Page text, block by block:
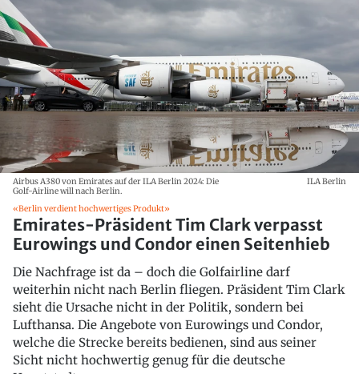
Airbus A380 von Emirates auf der ILA Berlin 2024: Die
Golf-Airline will nach Berlin.
ILA Berlin
«Berlin verdient hochwertiges Produkt»
Emirates-Präsident Tim Clark verpasst
Eurowings und Condor einen Seitenhieb
Die Nachfrage ist da – doch die Golfairline darf
weiterhin nicht nach Berlin fliegen. Präsident Tim Clark
sieht die Ursache nicht in der Politik, sondern bei
Lufthansa. Die Angebote von Eurowings und Condor,
welche die Strecke bereits bedienen, sind aus seiner
Sicht nicht hochwertig genug für die deutsche